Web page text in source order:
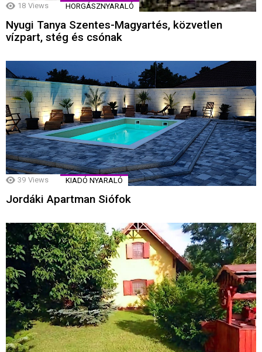
18 Views HORGÁSZNYARALÓ
Nyugi Tanya Szentes-Magyartés, közvetlen
vízpart, stég és csónak
39 Views KIADÓ NYARALÓ
Jordáki Apartman Siófok